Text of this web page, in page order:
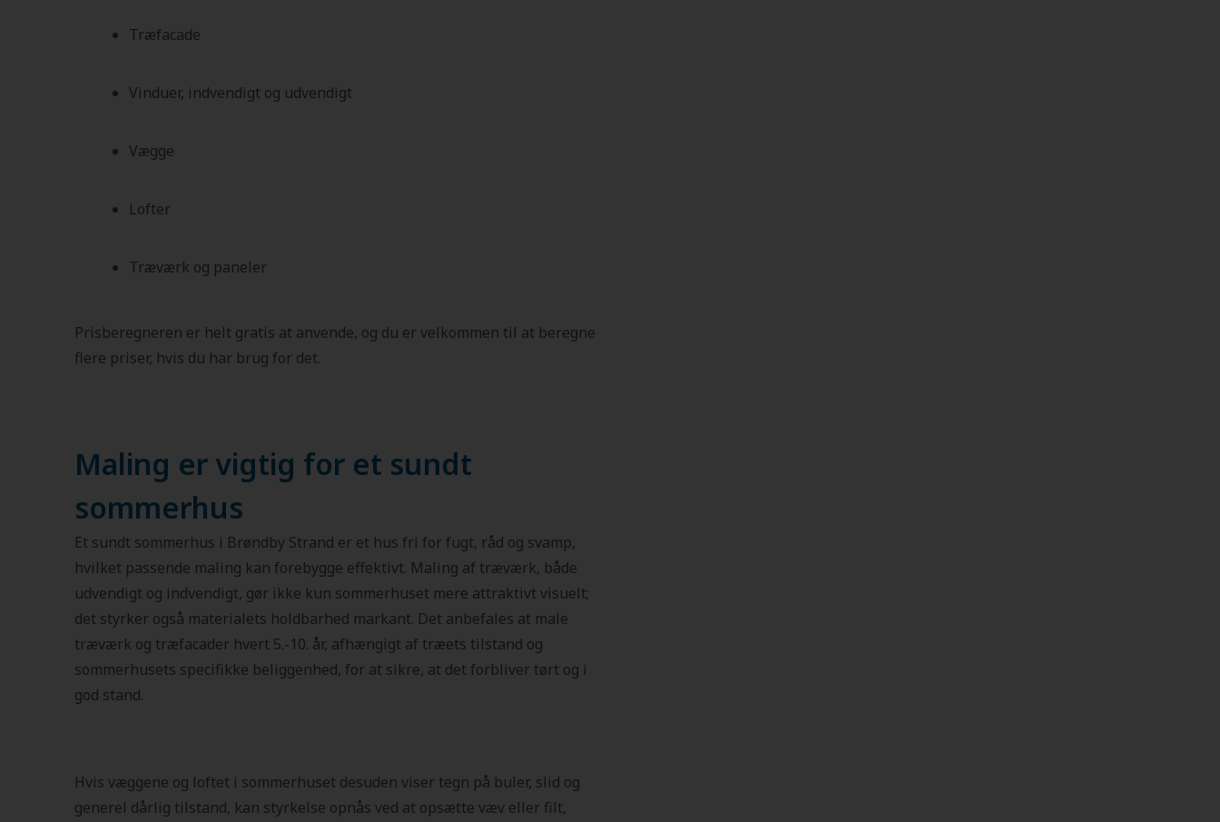
Træfacade
Vinduer, indvendigt og udvendigt
Vægge
Lofter
Træværk og paneler
Prisberegneren er helt gratis at anvende, og du er velkommen til at beregne
flere priser, hvis du har brug for det.
Maling er vigtig for et sundt
sommerhus
Et sundt sommerhus i Brøndby Strand er et hus fri for fugt, råd og svamp,
hvilket passende maling kan forebygge effektivt. Maling af træværk, både
udvendigt og indvendigt, gør ikke kun sommerhuset mere attraktivt visuelt;
det styrker også materialets holdbarhed markant. Det anbefales at male
træværk og træfacader hvert 5.-10. år, afhængigt af træets tilstand og
sommerhusets specifikke beliggenhed, for at sikre, at det forbliver tørt og i
god stand.
Hvis væggene og loftet i sommerhuset desuden viser tegn på buler, slid og
generel dårlig tilstand, kan styrkelse opnås ved at opsætte væv eller filt,